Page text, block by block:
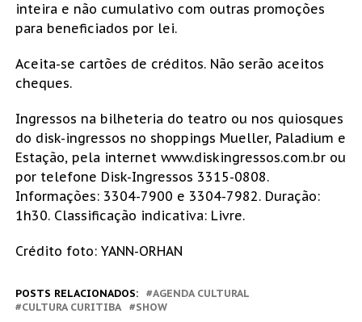
inteira e não cumulativo com outras promoções
para beneficiados por lei.
Aceita-se cartões de créditos. Não serão aceitos
cheques.
Ingressos na bilheteria do teatro ou nos quiosques
do disk-ingressos no shoppings Mueller, Paladium e
Estação, pela internet www.diskingressos.com.br ou
por telefone Disk-Ingressos 3315-0808.
Informações: 3304-7900 e 3304-7982. Duração:
1h30. Classificação indicativa: Livre.
Crédito foto: YANN-ORHAN
POSTS RELACIONADOS:
AGENDA CULTURAL
CULTURA CURITIBA
SHOW